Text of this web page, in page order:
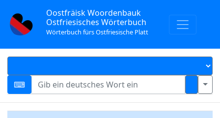
Oostfräisk Woordenbauk
Ostfriesisches Wörterbuch
Wörterbuch fürs Ostfriesische Platt